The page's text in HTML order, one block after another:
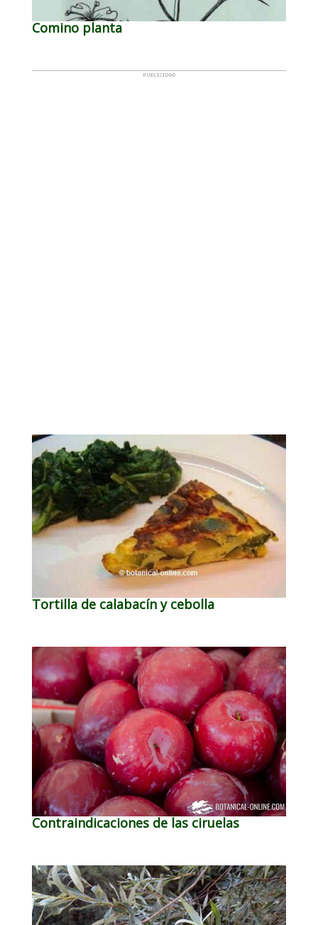
Comino planta
Tortilla de calabacín y cebolla
Contraindicaciones de las ciruelas